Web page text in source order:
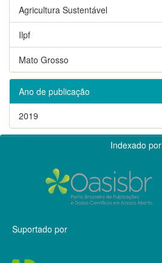
Agricultura Sustentável
Ilpf
Mato Grosso
Ano de publicação
2019
Indexado por
Suportado por